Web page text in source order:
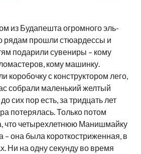
из Будапешта огромного эль-
рядам прошли стюардессы и
подарили сувениры – кому
кому машинку.
коробочку с конструктором лего,
собрали маленький желтый
сих пор есть, за тридцать лет
потерялась. Только потом
четырехлетнюю Манишмайку
– она была короткостриженная, в
Ни на одну секунду во время